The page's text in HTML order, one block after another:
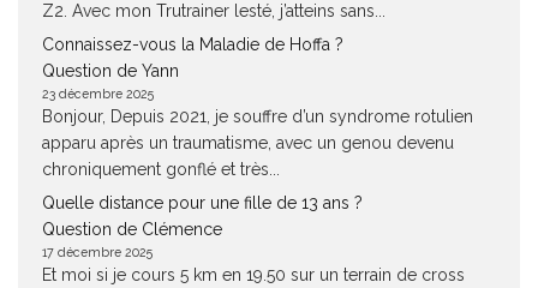
Z2. Avec mon Trutrainer lesté, j’atteins sans...
Connaissez-vous la Maladie de Hoffa ?
Question de Yann
23 décembre 2025
Bonjour, Depuis 2021, je souffre d’un syndrome rotulien
apparu après un traumatisme, avec un genou devenu
chroniquement gonflé et très...
Quelle distance pour une fille de 13 ans ?
Question de Clémence
17 décembre 2025
Et moi si je cours 5 km en 19.50 sur un terrain de cross